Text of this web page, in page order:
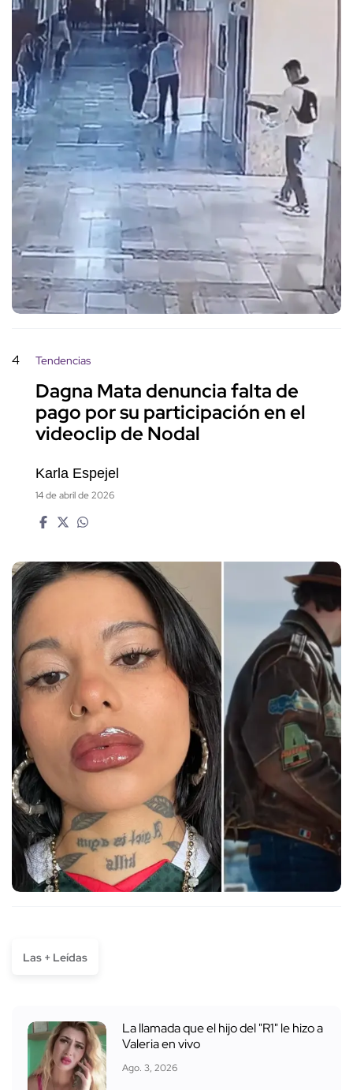
4 Tendencias
Dagna Mata denuncia falta de
pago por su participación en el
videoclip de Nodal
Karla Espejel
14 de abril de 2026
Las + Leídas
La llamada que el hijo del "R1" le hizo a
Valeria en vivo
Ago. 3, 2026